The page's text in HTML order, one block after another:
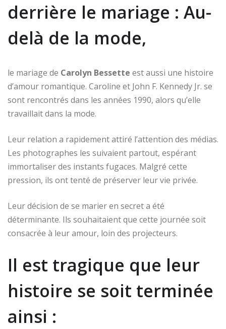
derrière le mariage : Au-
delà de la mode,
le mariage de Carolyn Bessette est aussi une histoire
d’amour romantique. Caroline et John F. Kennedy Jr. se
sont rencontrés dans les années 1990, alors qu’elle
travaillait dans la mode.
Leur relation a rapidement attiré l’attention des médias.
Les photographes les suivaient partout, espérant
immortaliser des instants fugaces. Malgré cette
pression, ils ont tenté de préserver leur vie privée.
Leur décision de se marier en secret a été
déterminante. Ils souhaitaient que cette journée soit
consacrée à leur amour, loin des projecteurs.
Il est tragique que leur
histoire se soit terminée
ainsi :